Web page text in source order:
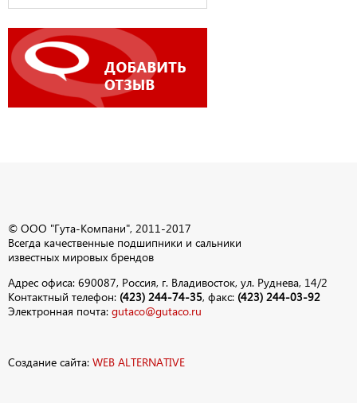
© ООО "Гута-Компани", 2011-2017
Всегда качественные подшипники и сальники
известных мировых брендов
Адрес офиса: 690087, Россия, г. Владивосток, ул. Руднева, 14/2
Контактный телефон: (423) 244-74-35, факс: (423) 244-03-92
Электронная почта: gutaco@gutaco.ru
Создание сайта: WEB ALTERNATIVE